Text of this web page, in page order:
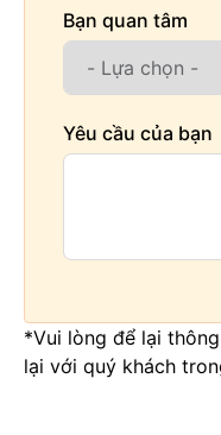
Bạn quan tâm
Yêu cầu của bạn
*Vui lòng để lại
lại với quý khách